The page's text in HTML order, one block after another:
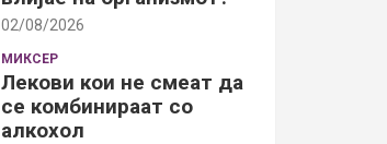
02/08/2026
МИКСЕР
Лекови кои не смеат да
се комбинираат со
алкохол